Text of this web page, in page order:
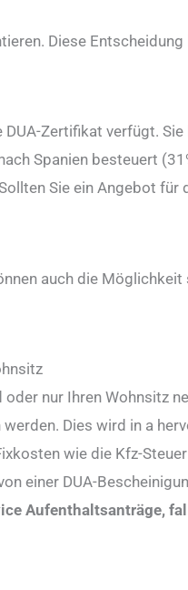
Diese Entscheidung
Zertifikat verfügt. Sie
Spanien besteuert
Sie ein Angebot
auch die Möglichkeit
nur Ihren Wohnsitz
Dies wird in a
wie die Kfz-
einer DUA-
Aufenthaltsanträge,